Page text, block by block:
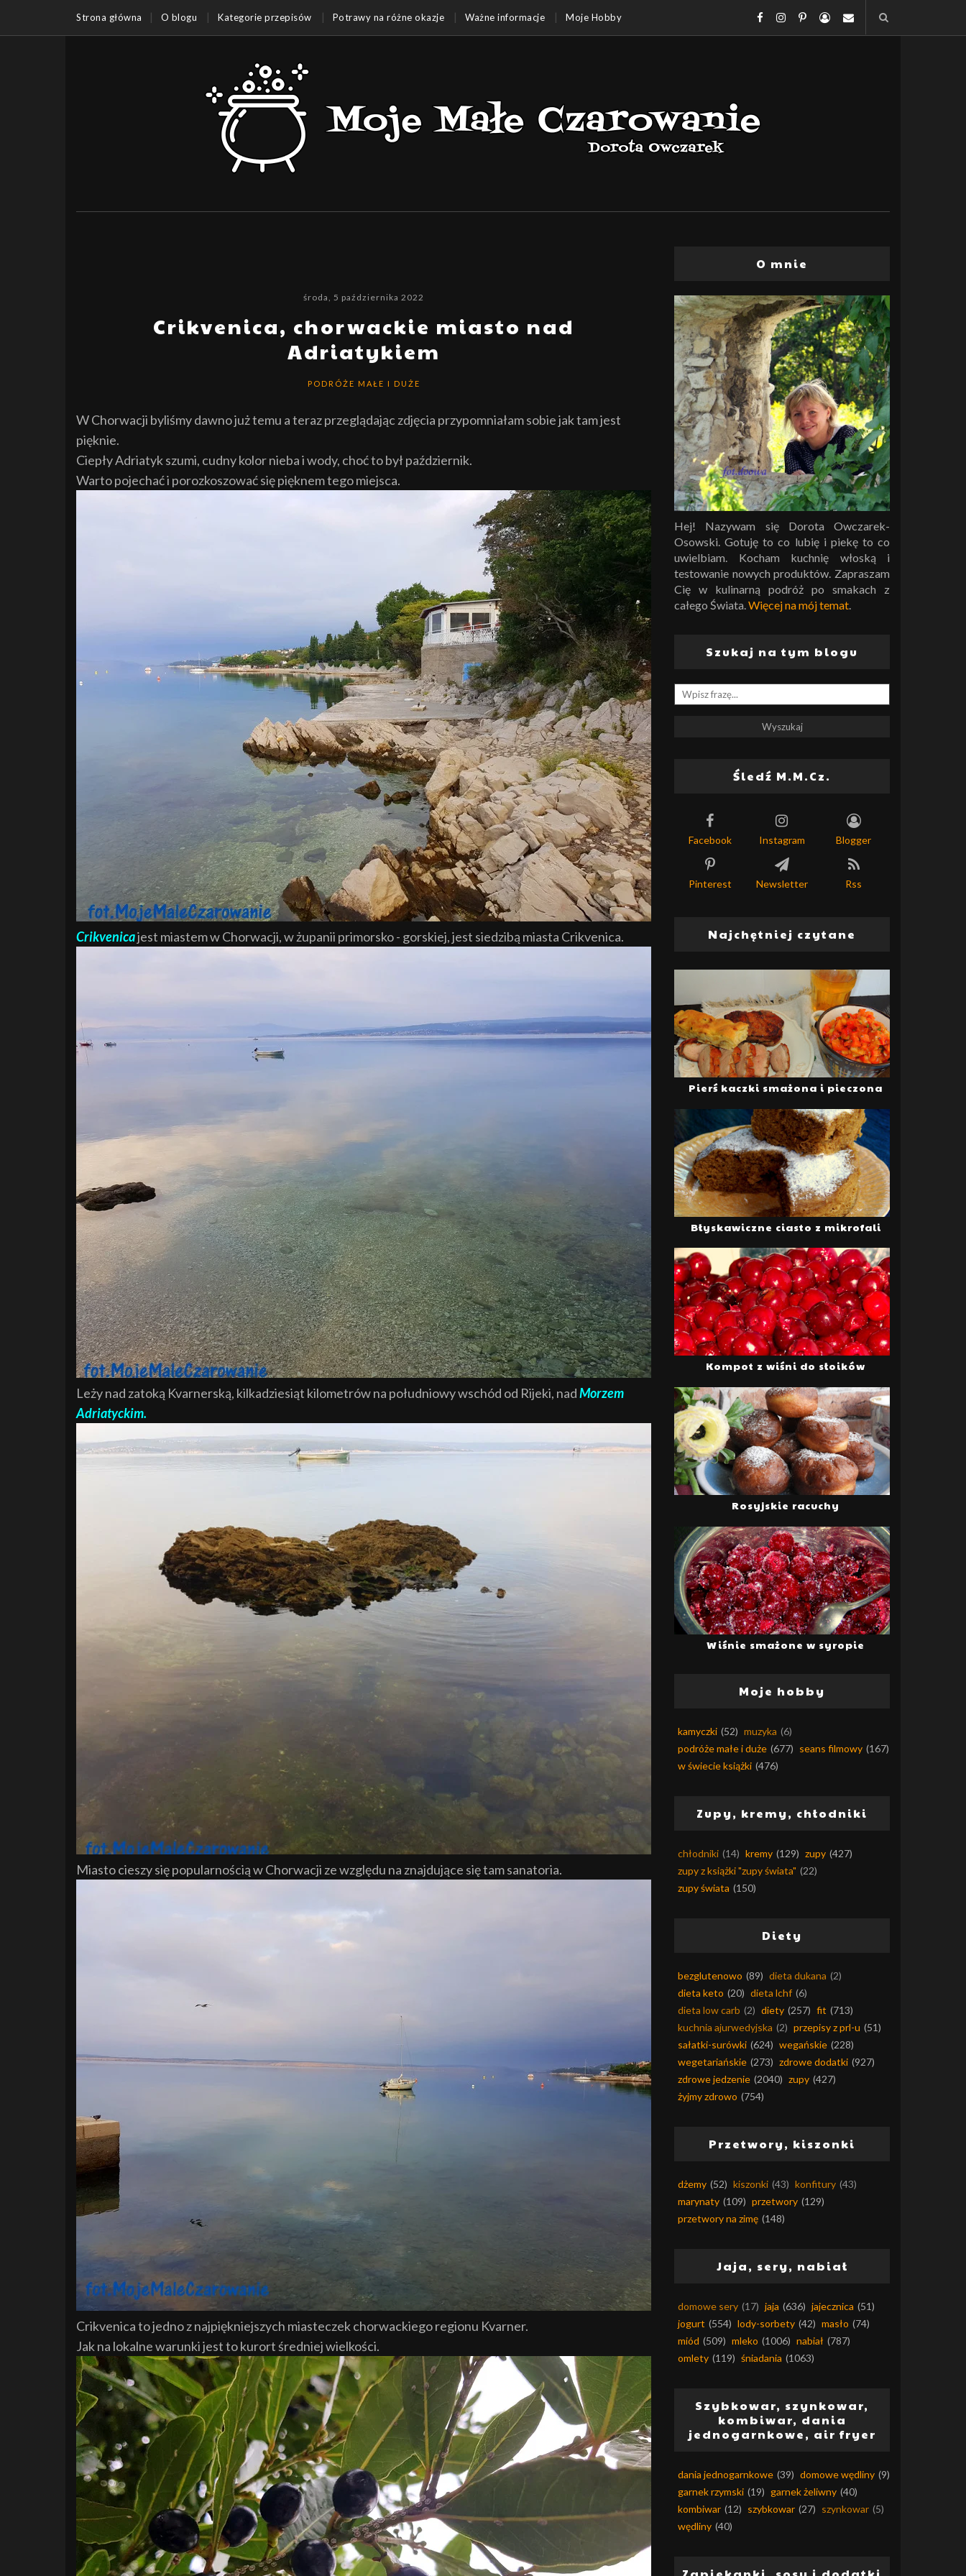
Strona główna O blogu Kategorie przepisów Potrawy na różne okazje Ważne informacje Moje Hobby
środa, 5 października 2022
Crikvenica, chorwackie miasto nad
Adriatykiem
PODRÓŻE MAŁE I DUŻE
W Chorwacji byliśmy dawno już temu a teraz przeglądając zdjęcia przypomniałam sobie jak tam jest
pięknie.
Ciepły Adriatyk szumi, cudny kolor nieba i wody, choć to był październik.
Warto pojechać i porozkoszować się pięknem tego miejsca.
Crikvenicajest miastem w Chorwacji, w żupanii primorsko - gorskiej, jest siedzibą miasta Crikvenica.
Leży nad zatoką Kvarnerską, kilkadziesiąt kilometrów na południowy wschód od Rijeki, nadMorzem
Adriatyckim.
Miasto cieszy się popularnością w Chorwacji ze względu na znajdujące się tam sanatoria.
Crikvenica to jedno z najpiękniejszych miasteczek chorwackiego regionu Kvarner.
Jak na lokalne warunki jest to kurort średniej wielkości.
O mnie
Hej! Nazywam się Dorota Owczarek-
Osowski. Gotuję to co lubię i piekę to co
uwielbiam. Kocham kuchnię włoską i
testowanie nowych produktów. Zapraszam
Cię w kulinarną podróż po smakach z
całego Świata.Więcej na mój temat.
Szukaj na tym blogu
Śledź M.M.Cz.
Facebook Instagram Blogger
Pinterest Newsletter Rss
Najchętniej czytane
Pierś kaczki smażona i pieczona
Błyskawiczne ciasto z mikrofali
Kompot z wiśni do słoików
Rosyjskie racuchy
Wiśnie smażone w syropie
Moje hobby
kamyczki (52) muzyka (6)
podróże małe i duże (677) seans filmowy (167)
w świecie książki (476)
Zupy, kremy, chłodniki
chłodniki (14) kremy (129) zupy (427)
zupy z książki "zupy świata" (22)
zupy świata (150)
Diety
bezglutenowo (89) dieta dukana (2)
dieta keto (20) dieta lchf (6)
dieta low carb (2) diety (257) fit (713)
kuchnia ajurwedyjska (2) przepisy z prl-u (51)
sałatki-surówki (624) wegańskie (228)
wegetariańskie (273) zdrowe dodatki (927)
zdrowe jedzenie (2040) zupy (427)
żyjmy zdrowo (754)
Przetwory, kiszonki
dżemy (52) kiszonki (43) konfitury (43)
marynaty (109) przetwory (129)
przetwory na zimę (148)
Jaja, sery, nabiał
domowe sery (17) jaja (636) jajecznica (51)
jogurt (554) lody-sorbety (42) masło (74)
miód (509) mleko (1006) nabiał (787)
omlety (119) śniadania (1063)
Szybkowar, szynkowar,
kombiwar, dania
jednogarnkowe, air fryer
dania jednogarnkowe (39) domowe wędliny (9)
garnek rzymski (19) garnek żeliwny (40)
kombiwar (12) szybkowar (27) szynkowar (5)
wędliny (40)